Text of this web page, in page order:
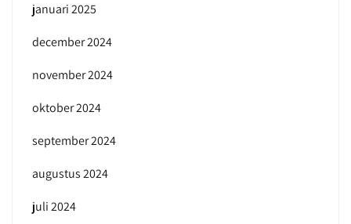
januari 2025
december 2024
november 2024
oktober 2024
september 2024
augustus 2024
juli 2024